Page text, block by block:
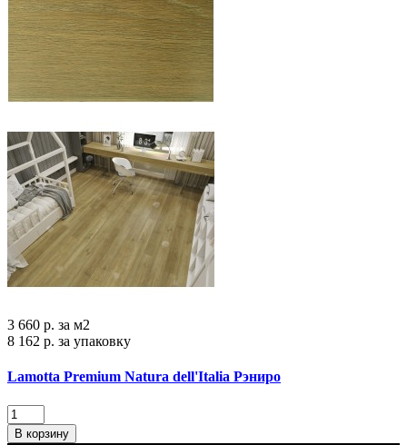
3 660 р. за м2
8 162 р. за упаковку
Lamotta Premium Natura dell'Italia Рэниро
В корзину